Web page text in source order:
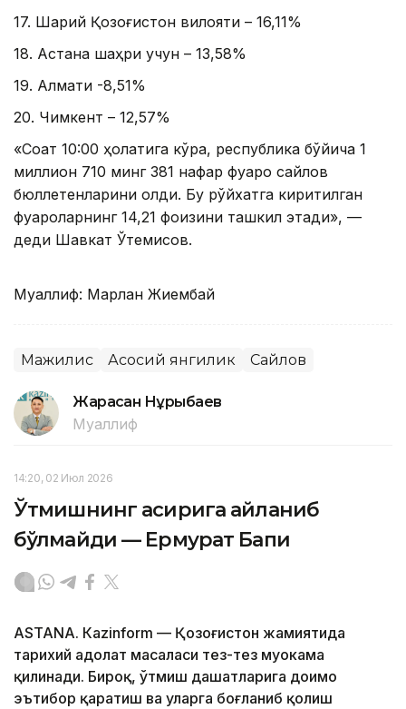
17. Шарқий Қозоғистон вилояти – 16,11%
18. Астана шаҳри учун – 13,58%
19. Алмати -8,51%
20. Чимкент – ​​12,57%
«Соат 10:00 ҳолатига кўра, республика бўйича 1
миллион 710 минг 381 нафар фуқаро сайлов
бюллетенларини олди. Бу рўйхатга киритилган
фуқароларнинг 14,21 фоизини ташкил этади», —
деди Шавкат Ўтемисов.
Муаллиф: Марлан Жиембай
Мажилис Асосий янгилик Сайлов
Жарасқан Нұрыбаев
Муаллиф
14:20, 02 Июл 2026
Ўтмишнинг асирига айланиб
бўлмайди — Ермурат Бапи
ASTANА. Кazinform — Қозоғистон жамиятида
тарихий адолат масаласи тез-тез муҳокама
қилинади. Бироқ, ўтмиш даҳшатларига доимо
эътибор қаратиш ва уларга боғланиб қолиш